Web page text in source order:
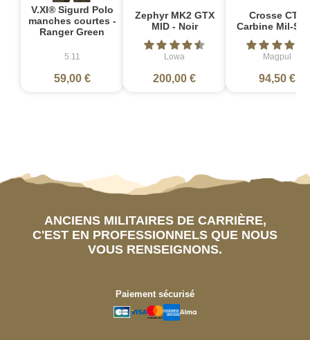
V.XI® Sigurd Polo
manches courtes -
Ranger Green
5.11
59,00 €
Zephyr MK2 GTX
MID - Noir
Lowa
200,00 €
Crosse CTR
Carbine Mil-
Magpul
94,50 €
ANCIENS MILITAIRES DE CARRIÈRE,
C'EST EN PROFESSIONNELS QUE NOUS
VOUS RENSEIGNONS.
Paiement sécurisé